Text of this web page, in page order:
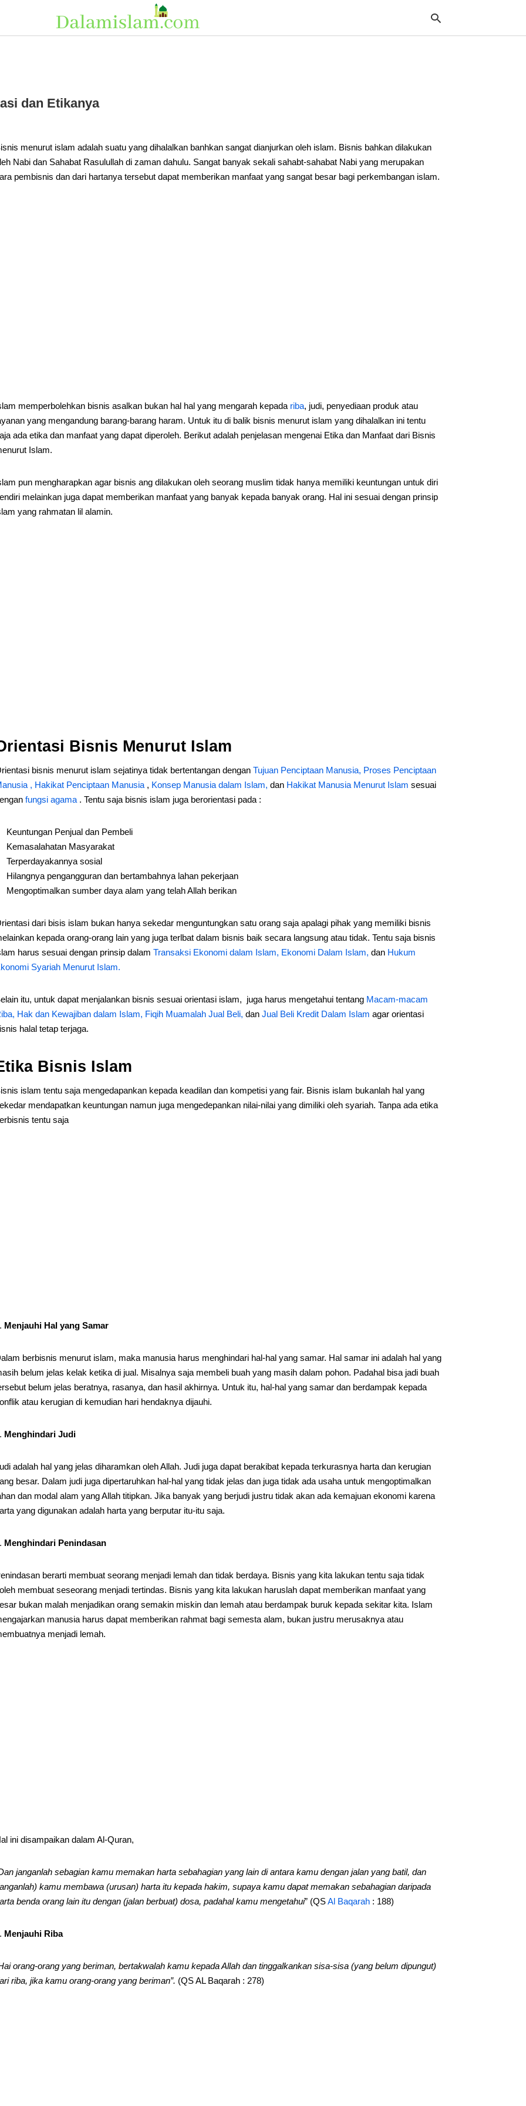
dan Etikanya
menurut islam adalah suatu yang dihalalkan banhkan sangat dianjurkan oleh islam. Bisnis bahkan dilakukan
Nabi dan Sahabat Rasulullah di zaman dahulu. Sangat banyak sekali sahabt-sahabat Nabi yang merupakan
pembisnis dan dari hartanya tersebut dapat memberikan manfaat yang sangat besar bagi perkembangan islam.
memperbolehkan bisnis asalkan bukan hal hal yang mengarah kepada riba, judi, penyediaan produk atau
yang mengandung barang-barang haram. Untuk itu di balik bisnis menurut islam yang dihalalkan ini tentu
ada etika dan manfaat yang dapat diperoleh. Berikut adalah penjelasan mengenai Etika dan Manfaat dari Bisnis
Islam.
pun mengharapkan agar bisnis ang dilakukan oleh seorang muslim tidak hanya memiliki keuntungan untuk diri
melainkan juga dapat memberikan manfaat yang banyak kepada banyak orang. Hal ini sesuai dengan prinsip
yang rahmatan lil alamin.
Bisnis Menurut Islam
bisnis menurut islam sejatinya tidak bertentangan dengan Tujuan Penciptaan Manusia, Proses Penciptaan
, Hakikat Penciptaan Manusia , Konsep Manusia dalam Islam, dan Hakikat Manusia Menurut Islam sesuai
fungsi agama . Tentu saja bisnis islam juga berorientasi pada :
Keuntungan Penjual dan Pembeli
Kemasalahatan Masyarakat
Terperdayakannya sosial
Hilangnya pengangguran dan bertambahnya lahan pekerjaan
Mengoptimalkan sumber daya alam yang telah Allah berikan
dari bisis islam bukan hanya sekedar menguntungkan satu orang saja apalagi pihak yang memiliki bisnis
kepada orang-orang lain yang juga terlbat dalam bisnis baik secara langsung atau tidak. Tentu saja bisnis
harus sesuai dengan prinsip dalam Transaksi Ekonomi dalam Islam, Ekonomi Dalam Islam, dan Hukum
Syariah Menurut Islam.
itu, untuk dapat menjalankan bisnis sesuai orientasi islam, juga harus mengetahui tentang Macam-macam
Hak dan Kewajiban dalam Islam, Fiqih Muamalah Jual Beli, dan Jual Beli Kredit Dalam Islam agar orientasi
halal tetap terjaga.
Bisnis Islam
islam tentu saja mengedapankan kepada keadilan dan kompetisi yang fair. Bisnis islam bukanlah hal yang
mendapatkan keuntungan namun juga mengedepankan nilai-nilai yang dimiliki oleh syariah. Tanpa ada etika
tentu saja
Menjauhi Hal yang Samar
berbisnis menurut islam, maka manusia harus menghindari hal-hal yang samar. Hal samar ini adalah hal yang
belum jelas kelak ketika di jual. Misalnya saja membeli buah yang masih dalam pohon. Padahal bisa jadi buah
belum jelas beratnya, rasanya, dan hasil akhirnya. Untuk itu, hal-hal yang samar dan berdampak kepada
atau kerugian di kemudian hari hendaknya dijauhi.
Menghindari Judi
adalah hal yang jelas diharamkan oleh Allah. Judi juga dapat berakibat kepada terkurasnya harta dan kerugian
besar. Dalam judi juga dipertaruhkan hal-hal yang tidak jelas dan juga tidak ada usaha untuk mengoptimalkan
dan modal alam yang Allah titipkan. Jika banyak yang berjudi justru tidak akan ada kemajuan ekonomi karena
yang digunakan adalah harta yang berputar itu-itu saja.
Menghindari Penindasan
berarti membuat seorang menjadi lemah dan tidak berdaya. Bisnis yang kita lakukan tentu saja tidak
membuat seseorang menjadi tertindas. Bisnis yang kita lakukan haruslah dapat memberikan manfaat yang
bukan malah menjadikan orang semakin miskin dan lemah atau berdampak buruk kepada sekitar kita. Islam
manusia harus dapat memberikan rahmat bagi semesta alam, bukan justru merusaknya atau
menjadi lemah.
ini disampaikan dalam Al-Quran,
janganlah sebagian kamu memakan harta sebahagian yang lain di antara kamu dengan jalan yang batil, dan
kamu membawa (urusan) harta itu kepada hakim, supaya kamu dapat memakan sebahagian daripada
benda orang lain itu dengan (jalan berbuat) dosa, padahal kamu mengetahui” (QSAl Baqarah: 188)
Menjauhi Riba
orang-orang yang beriman, bertakwalah kamu kepada Allah dan tinggalkankan sisa-sisa (yang belum dipungut)
riba, jika kamu orang-orang yang beriman”. (QS AL Baqarah : 278)